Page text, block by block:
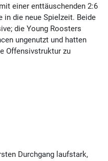
einer enttäuschenden 2:6
in die neue Spielzeit. Beide
die Young Roosters
ungenutzt und hatten
Offensivstruktur zu
Durchgang laufstark,